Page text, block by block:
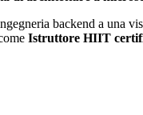
backend a una
Istruttore HIIT